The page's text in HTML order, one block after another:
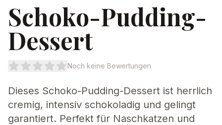
Schoko-Pudding-
Dessert
Noch keine Bewertungen
Dieses Schoko-Pudding-Dessert ist herrlich
cremig, intensiv schokoladig und gelingt
garantiert. Perfekt für Naschkatzen und